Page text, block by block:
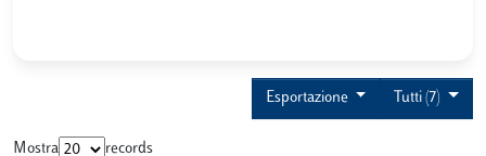
Tutti (7)
Esportazione
Mostra
records